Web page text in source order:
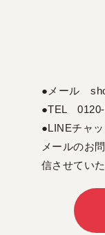
●メール
●TEL 0120-
●LINEチャ
メールのお
信させてい